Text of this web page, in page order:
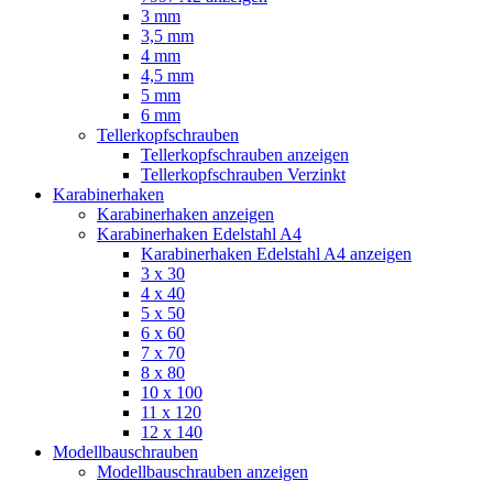
3 mm
3,5 mm
4 mm
4,5 mm
5 mm
6 mm
Tellerkopfschrauben
Tellerkopfschrauben anzeigen
Tellerkopfschrauben Verzinkt
Karabinerhaken
Karabinerhaken anzeigen
Karabinerhaken Edelstahl A4
Karabinerhaken Edelstahl A4 anzeigen
3 x 30
4 x 40
5 x 50
6 x 60
7 x 70
8 x 80
10 x 100
11 x 120
12 x 140
Modellbauschrauben
Modellbauschrauben anzeigen